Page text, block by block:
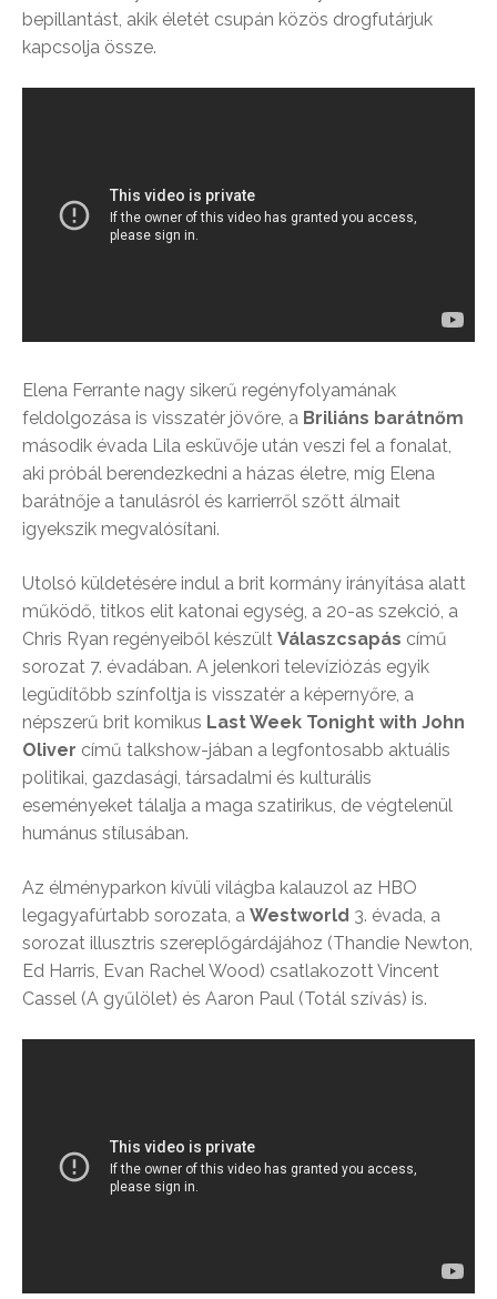
bepillantást, akik életét csupán közös drogfutárjuk
kapcsolja össze.
Elena Ferrante nagy sikerű regényfolyamának
feldolgozása is visszatér jövőre, a Briliáns barátnőm
második évada Lila esküvője után veszi fel a fonalat,
aki próbál berendezkedni a házas életre, míg Elena
barátnője a tanulásról és karrierről szőtt álmait
igyekszik megvalósítani.
Utolsó küldetésére indul a brit kormány irányítása alatt
működő, titkos elit katonai egység, a 20-as szekció, a
Chris Ryan regényeiből készült Válaszcsapás című
sorozat 7. évadában. A jelenkori televíziózás egyik
legüdítőbb színfoltja is visszatér a képernyőre, a
népszerű brit komikus Last Week Tonight with John
Oliver című talkshow-jában a legfontosabb aktuális
politikai, gazdasági, társadalmi és kulturális
eseményeket tálalja a maga szatirikus, de végtelenül
humánus stílusában.
Az élményparkon kívüli világba kalauzol az HBO
legagyafúrtabb sorozata, a Westworld 3. évada, a
sorozat illusztris szereplőgárdájához (Thandie Newton,
Ed Harris, Evan Rachel Wood) csatlakozott Vincent
Cassel (A gyűlölet) és Aaron Paul (Totál szívás) is.